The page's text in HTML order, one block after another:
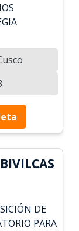
DE
PARA